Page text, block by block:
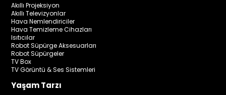
Akıllı Projeksiyon
Akıllı Televizyonlar
Hava Nemlendiriciler
Hava Temizleme Cihazları
Isıtıcılar
Robot Süpürge Aksesuarları
Robot Süpürgeler
TV Box
TV Görüntü & Ses Sistemleri
Yaşam Tarzı